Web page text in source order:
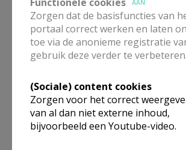
AAN
Zorgen dat de basisfuncties van
portaal correct werken en laten
toe via de anonieme registratie
gebruik deze verder te verbeteren.
(Sociale) content cookies
Zorgen voor het correct
van al dan niet externe inhoud,
bijvoorbeeld een Youtube-video.